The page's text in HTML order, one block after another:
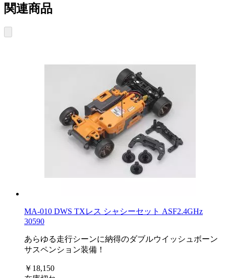
関連商品
MA-010 DWS TXレス シャシーセット ASF2.4GHz
30590
あらゆる走行シーンに納得のダブルウイッシュボーン
サスペンション装備！
￥18,150